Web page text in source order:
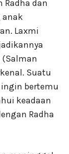
Radha dan
anak
Laxmi
(Salman
Suatu
bertemu
keadaan
Radha